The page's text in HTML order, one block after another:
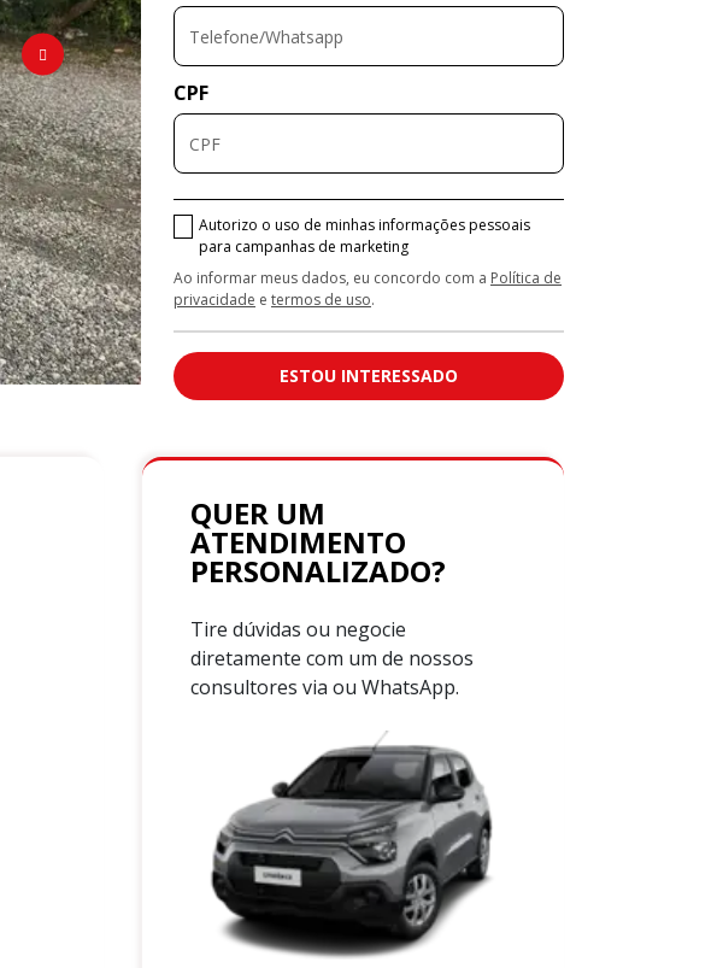
CPF
Autorizo o uso de minhas informações pessoais
para campanhas de marketing
Ao informar meus dados, eu concordo com a Política de
privacidade e termos de uso.
ESTOU INTERESSADO
QUER UM
ATENDIMENTO
PERSONALIZADO?
Tire dúvidas ou negocie
diretamente com um de nossos
consultores via ou WhatsApp.